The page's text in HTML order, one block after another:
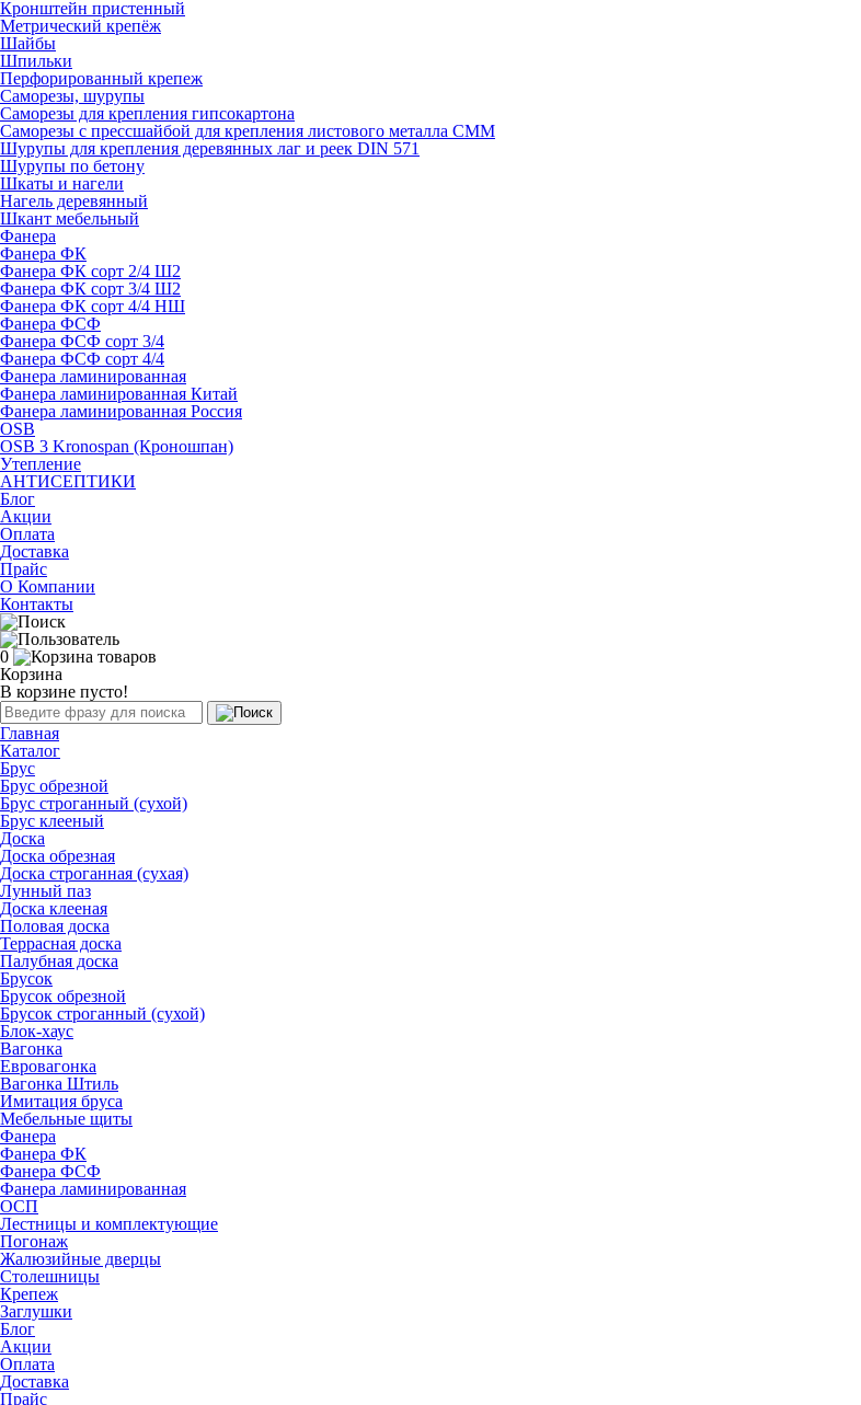
Кронштейн пристенный
Метрический крепёж
Шайбы
Шпильки
Перфорированный крепеж
Саморезы, шурупы
Саморезы для крепления гипсокартона
Саморезы с прессшайбой для крепления листового металла СММ
Шурупы для крепления деревянных лаг и реек DIN 571
Шурупы по бетону
Шкаты и нагели
Нагель деревянный
Шкант мебельный
Фанера
Фанера ФК
Фанера ФК сорт 2/4 Ш2
Фанера ФК сорт 3/4 Ш2
Фанера ФК сорт 4/4 НШ
Фанера ФСФ
Фанера ФСФ сорт 3/4
Фанера ФСФ сорт 4/4
Фанера ламинированная
Фанера ламинированная Китай
Фанера ламинированная Россия
OSB
OSB 3 Kronospan (Кроношпан)
Утепление
АНТИСЕПТИКИ
Блог
Акции
Оплата
Доставка
Прайс
О Компании
Контакты
0
Корзина
В корзине пусто!
Главная
Каталог
Брус
Брус обрезной
Брус строганный (сухой)
Брус клееный
Доска
Доска обрезная
Доска строганная (сухая)
Лунный паз
Доска клееная
Половая доска
Террасная доска
Палубная доска
Брусок
Брусок обрезной
Брусок строганный (сухой)
Блок-хаус
Вагонка
Евровагонка
Вагонка Штиль
Имитация бруса
Мебельные щиты
Фанера
Фанера ФК
Фанера ФСФ
Фанера ламинированная
ОСП
Лестницы и комплектующие
Погонаж
Жалюзийные дверцы
Столешницы
Крепеж
Заглушки
Блог
Акции
Оплата
Доставка
Прайс